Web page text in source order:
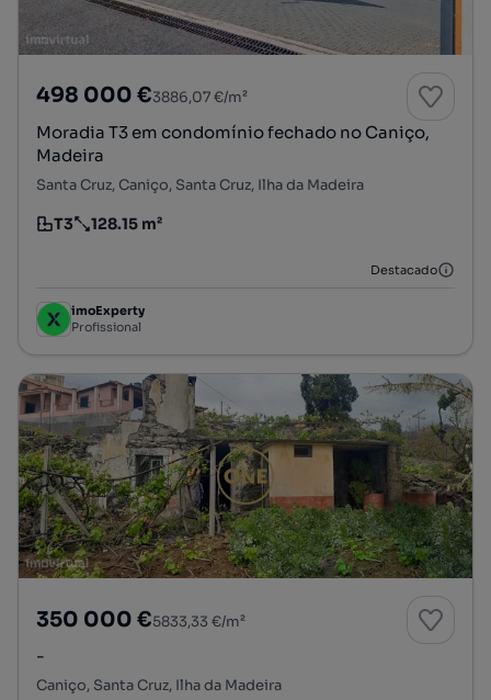
498 000 €3886,07 €/m²
Moradia T3 em condomínio fechado no Caniço,
Madeira
Santa Cruz, Caniço, Santa Cruz, Ilha da Madeira
Tipologia
T3
Preço por metro quadrado
128.15 m²
Destacado
imoExperty
Profissional
350 000 €5833,33 €/m²
-
Caniço, Santa Cruz, Ilha da Madeira